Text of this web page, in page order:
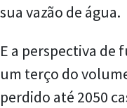
sua vazão de água.
E a perspectiva de
um terço do
perdido até 2050